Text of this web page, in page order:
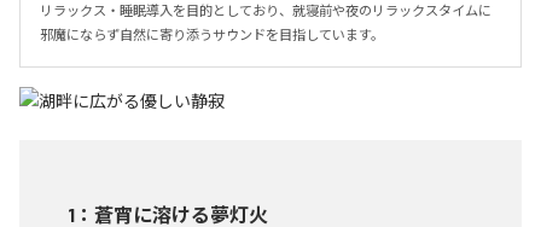
リラックス・睡眠導入を目的としており、就寝前や夜のリラックスタイムに
邪魔にならず自然に寄り添うサウンドを目指しています。
1 ： 蒼宵に溶ける夢灯火